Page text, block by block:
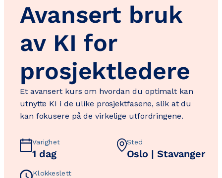
Avansert bruk
av KI for
prosjektledere
Et avansert kurs om hvordan du optimalt kan
utnytte KI i de ulike prosjektfasene, slik at du
kan fokusere på de virkelige utfordringene.
Varighet
1 dag
Sted
Oslo | Stavanger
Klokkeslett